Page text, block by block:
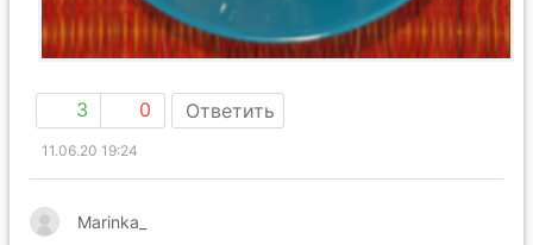
3 0 Ответить
11.06.20 19:24
Marinka_